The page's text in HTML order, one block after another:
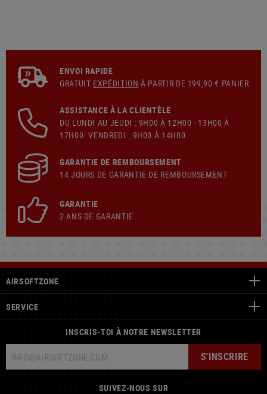
ENVOI RAPIDE
GRATUIT EXPÉDITION À PARTIR DE 199,90 € PANIER
ASSISTANCE À LA CLIENTÈLE
DU LUNDI AU JEUDI : 9H00 À 12H00 - 13H00 À
17H00. VENDREDI : 9H00 À 14H00
GARANTIE DE REMBOURSEMENT
14 JOURS DE GARANTIE DE REMBOURSEMENT
GARANTIE
2 ANS DE GARANTIE
AIRSOFTZONE
SERVICE
INSCRIS-TOI À NOTRE NEWSLETTER
S'INSCRIRE
SUIVEZ-NOUS SUR